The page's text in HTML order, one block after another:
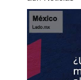
adn Noticias